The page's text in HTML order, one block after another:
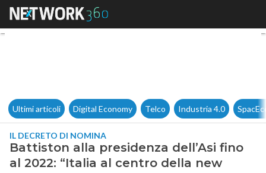
Battiston alla presidenza
Ultimi articoli Digital Economy Telco Industria 4.0
IL DECRETO DI NOMINA
Battiston alla presidenza dell’Asi fino
al 2022: “Italia al centro della new